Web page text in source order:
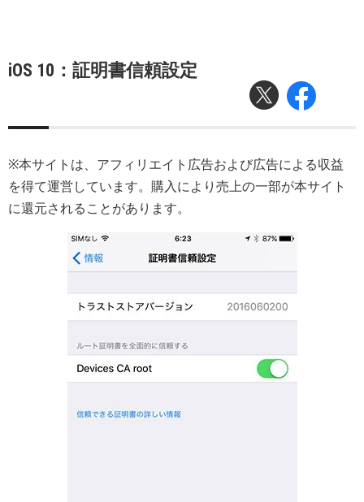
iOS 10：証明書信頼設定
※本サイトは、アフィリエイト広告および広告による収益
を得て運営しています。購入により売上の一部が本サイト
に還元されることがあります。